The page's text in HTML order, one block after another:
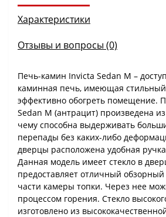
Характеристики
Отзывы и вопросы (0)
Печь-камин Invicta Sedan M –
каминная печь, имеющая стильный
эффективно обогреть помещение.
Sedan M (антрацит) произведена
чему способна выдерживать
перепады без каких-либо
дверцы расположена удобная
Данная модель имеет стекло в
предоставляет отличный
части камеры топки. Через нее
процессом горения. Стекло
изготовлено из